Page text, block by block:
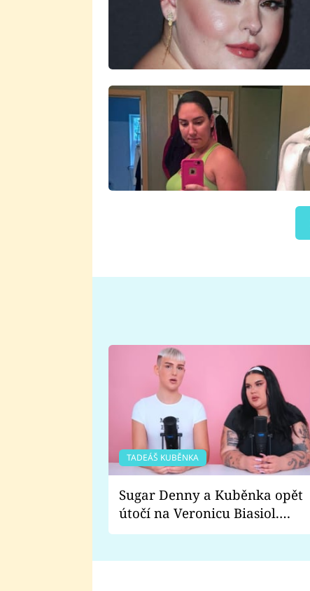
TADEÁŠ KUBĚNKA
Sugar Denny a Kuběnka opět
útočí na Veronicu Biasiol.
Proč je podle nich falešná a